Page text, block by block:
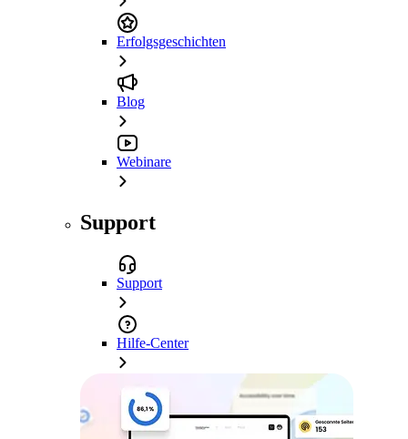
Erfolgsgeschichten
Blog
Webinare
Support
Support
Hilfe-Center